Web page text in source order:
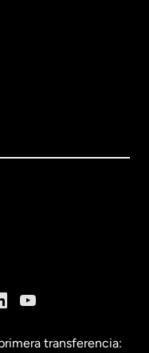
transferencia: